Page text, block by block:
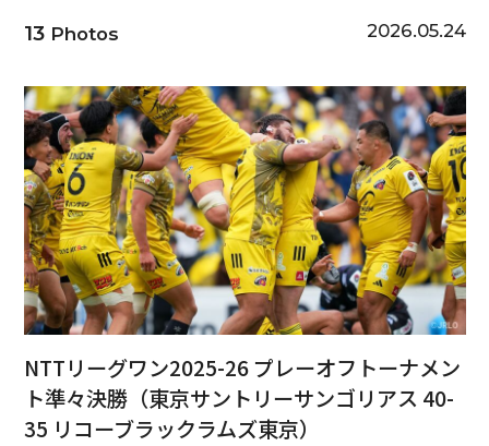
13Photos 2026.05.24
NTTリーグワン2025-26 プレーオフトーナメン
ト準々決勝（東京サントリーサンゴリアス 40-
35 リコーブラックラムズ東京）